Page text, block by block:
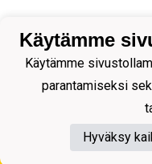
Tietosuojaseloste
Käytämme
Käytämme
parantamiseksi
Hyväksy